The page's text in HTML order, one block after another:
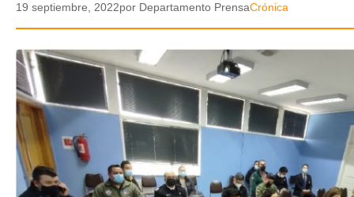
VIDEOS
GALERIA DE FOTOS
APP MÓVIL
TRANSPARENCIA
19 septiembre, 2022por Departamento PrensaCrónica